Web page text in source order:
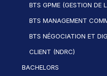
BTS GPME (GESTION DE
BTS MANAGEMENT
BTS NÉGOCIATION ET
CLIENT (NDRC)
BACHELORS